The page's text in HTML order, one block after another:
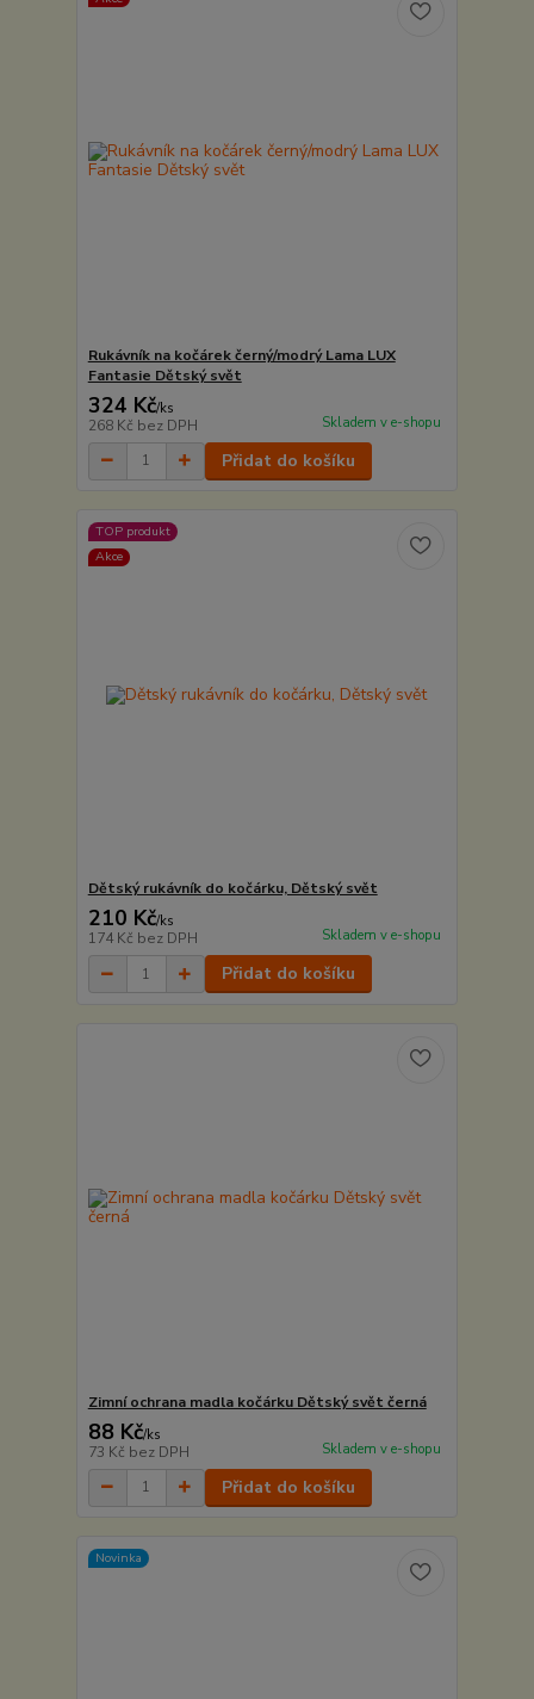
Rukávník na kočárek černý/modrý Lama LUX
Fantasie Dětský svět
324 Kč/ks
268 Kč bez DPH Skladem v e-shopu
Přidat do košíku
TOP produkt
Akce
Dětský rukávník do kočárku, Dětský svět
210 Kč/ks
174 Kč bez DPH Skladem v e-shopu
Přidat do košíku
Zimní ochrana madla kočárku Dětský svět černá
88 Kč/ks
73 Kč bez DPH Skladem v e-shopu
Přidat do košíku
Novinka